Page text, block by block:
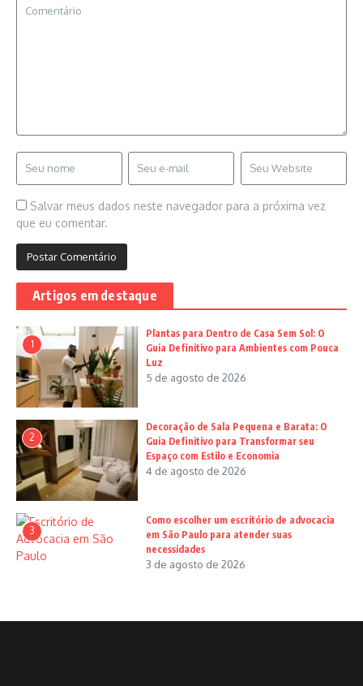
Salvar meus dados neste navegador para a próxima vez
que eu comentar.
Artigos em destaque
1
Plantas para Dentro de Casa Sem Sol: O
Guia Definitivo para Ambientes com Pouca
Luz
5 de agosto de 2026
2
Decoração de Sala Pequena e Barata: O
Guia Definitivo para Transformar seu
Espaço com Estilo e Economia
4 de agosto de 2026
3
Como escolher um escritório de advocacia
em São Paulo para atender suas
necessidades
3 de agosto de 2026